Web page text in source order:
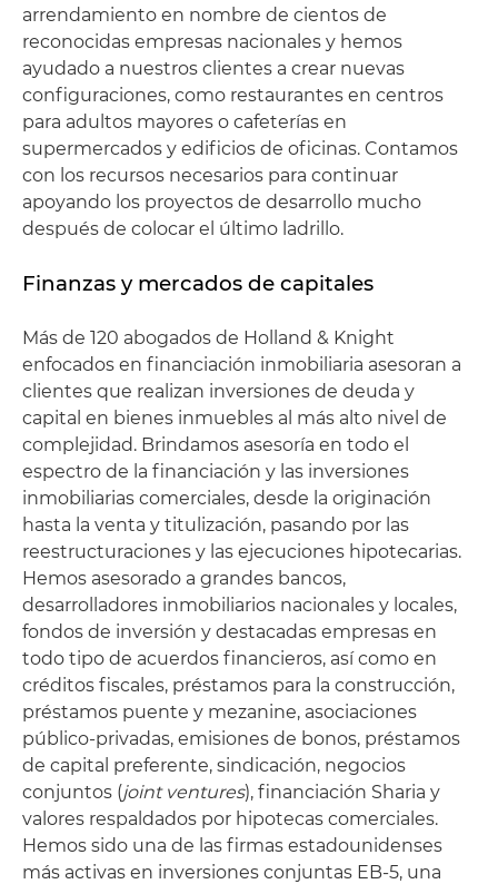
arrendamiento en nombre de cientos de
reconocidas empresas nacionales y hemos
ayudado a nuestros clientes a crear nuevas
configuraciones, como restaurantes en centros
para adultos mayores o cafeterías en
supermercados y edificios de oficinas. Contamos
con los recursos necesarios para continuar
apoyando los proyectos de desarrollo mucho
después de colocar el último ladrillo.
Finanzas y mercados de capitales
Más de 120 abogados de Holland & Knight
enfocados en financiación inmobiliaria asesoran a
clientes que realizan inversiones de deuda y
capital en bienes inmuebles al más alto nivel de
complejidad. Brindamos asesoría en todo el
espectro de la financiación y las inversiones
inmobiliarias comerciales, desde la originación
hasta la venta y titulización, pasando por las
reestructuraciones y las ejecuciones hipotecarias.
Hemos asesorado a grandes bancos,
desarrolladores inmobiliarios nacionales y locales,
fondos de inversión y destacadas empresas en
todo tipo de acuerdos financieros, así como en
créditos fiscales, préstamos para la construcción,
préstamos puente y mezanine, asociaciones
público-privadas, emisiones de bonos, préstamos
de capital preferente, sindicación, negocios
conjuntos (joint ventures), financiación Sharia y
valores respaldados por hipotecas comerciales.
Hemos sido una de las firmas estadounidenses
más activas en inversiones conjuntas EB-5, una